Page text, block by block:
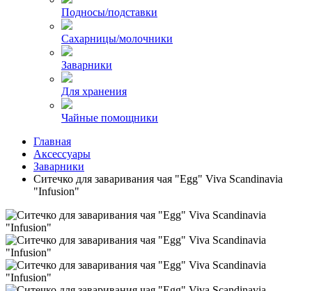
Подносы/подставки
Сахарницы/молочники
Заварники
Для хранения
Чайные помощники
Главная
Аксессуары
Заварники
Cитечко для заваривания чая "Egg" Viva Scandinavia
"Infusion"